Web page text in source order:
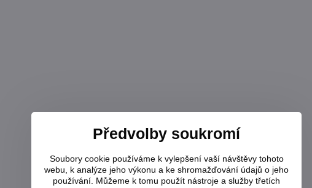
Předvolby soukromí
Soubory cookie používáme k vylepšení vaší návštěvy tohoto
webu, k analýze jeho výkonu a ke shromažďování údajů o jeho
používání. Můžeme k tomu použít nástroje a služby třetích